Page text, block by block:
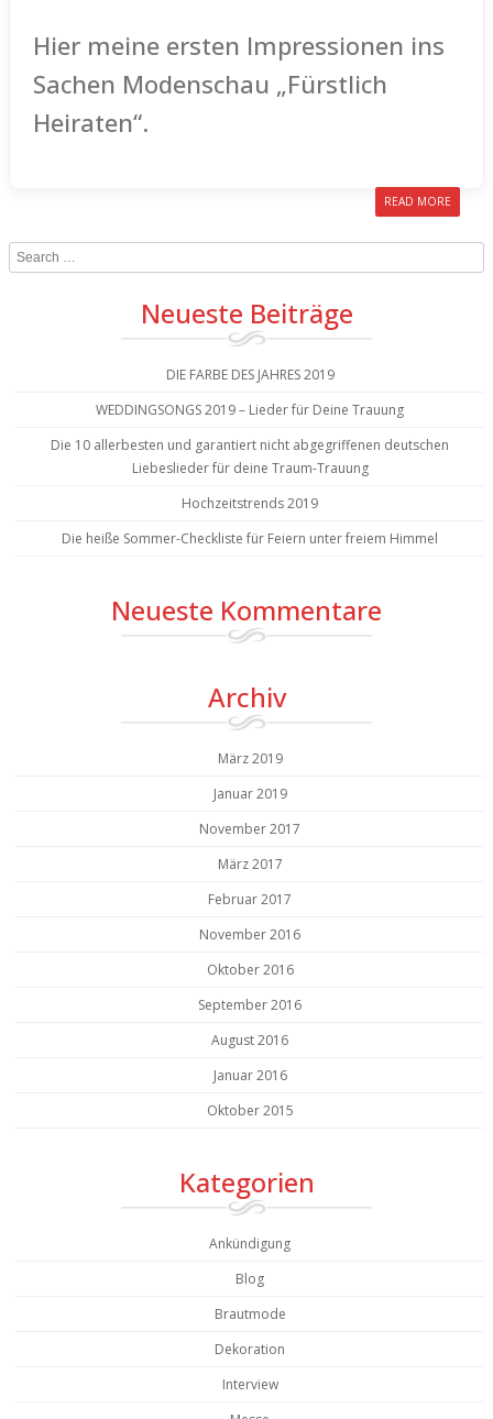
Hier meine ersten Impressionen ins
Sachen Modenschau „Fürstlich
Heiraten“.
READ MORE
Search
Neueste Beiträge
DIE FARBE DES JAHRES 2019
WEDDINGSONGS 2019 – Lieder für Deine Trauung
Die 10 allerbesten und garantiert nicht abgegriffenen deutschen
Liebeslieder für deine Traum-Trauung
Hochzeitstrends 2019
Die heiße Sommer-Checkliste für Feiern unter freiem Himmel
Neueste Kommentare
Archiv
März 2019
Januar 2019
November 2017
März 2017
Februar 2017
November 2016
Oktober 2016
September 2016
August 2016
Januar 2016
Oktober 2015
Kategorien
Ankündigung
Blog
Brautmode
Dekoration
Interview